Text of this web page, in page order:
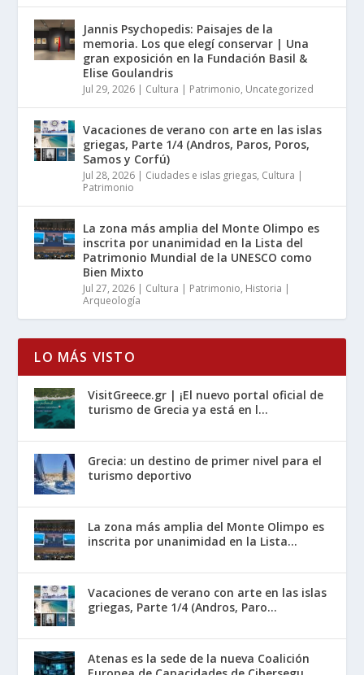
Jannis Psychopedis: Paisajes de la
memoria. Los que elegí conservar | Una
gran exposición en la Fundación Basil &
Elise Goulandris
Jul 29, 2026 Cultura | Patrimonio, Uncategorized
Vacaciones de verano con arte en las islas
griegas, Parte 1/4 (Andros, Paros, Poros,
Samos y Corfú)
Jul 28, 2026 Ciudades e islas griegas, Cultura |
Patrimonio
La zona más amplia del Monte Olimpo es
inscrita por unanimidad en la Lista del
Patrimonio Mundial de la UNESCO como
Bien Mixto
Jul 27, 2026 Cultura | Patrimonio, Historia |
Arqueología
LO MÁS VISTO
VisitGreece.gr | ¡El nuevo portal oficial de
turismo de Grecia ya está en l...
Grecia: un destino de primer nivel para el
turismo deportivo
La zona más amplia del Monte Olimpo es
inscrita por unanimidad en la Lista...
Vacaciones de verano con arte en las islas
griegas, Parte 1/4 (Andros, Paro...
Atenas es la sede de la nueva Coalición